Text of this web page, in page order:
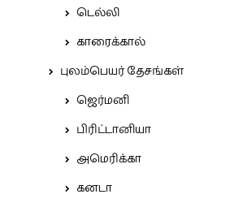
டெல்லி
காரைக்கால்
புலம்பெயர் தேசங்கள்
ஜெர்மனி
பிரிட்டானியா
அமெரிக்கா
கனடா